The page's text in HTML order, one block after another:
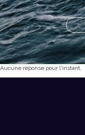
Aucune réponse pour l'instant.